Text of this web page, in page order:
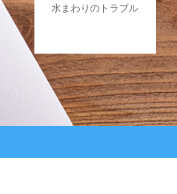
水まわりのトラブル